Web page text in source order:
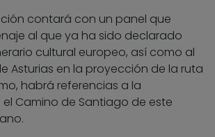
contará con un panel que
al que ya ha sido declarado
cultural europeo, así como al
Asturias en la proyección de la ruta
habrá referencias a la
Camino de Santiago de este